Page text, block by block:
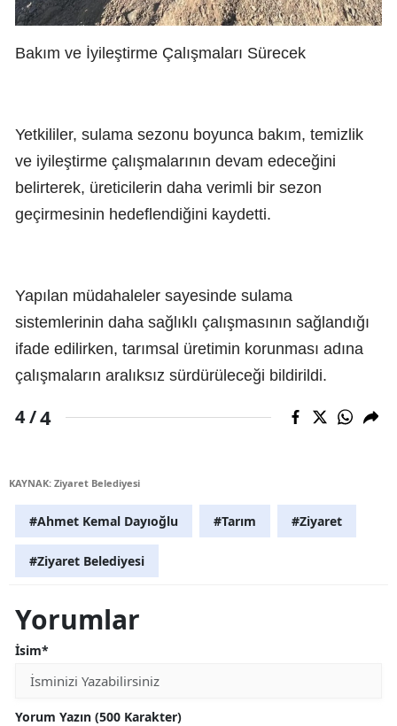
Bakım ve İyileştirme Çalışmaları Sürecek
Yetkililer, sulama sezonu boyunca bakım, temizlik
ve iyileştirme çalışmalarının devam edeceğini
belirterek, üreticilerin daha verimli bir sezon
geçirmesinin hedeflendiğini kaydetti.
Yapılan müdahaleler sayesinde sulama
sistemlerinin daha sağlıklı çalışmasının sağlandığı
ifade edilirken, tarımsal üretimin korunması adına
çalışmaların aralıksız sürdürüleceği bildirildi.
4 /4
KAYNAK: Ziyaret Belediyesi
#Ahmet Kemal Dayıoğlu #Tarım #Ziyaret
#Ziyaret Belediyesi
Yorumlar
İsim*
Yorum Yazın (500 Karakter)